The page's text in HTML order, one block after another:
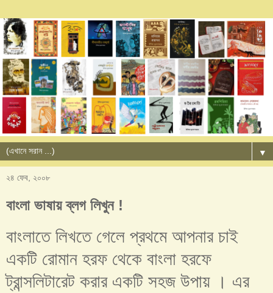
▼
২৪ ফেব, ২০০৮
বাংলা ভাষায় ব্লগ লিখুন !
বাংলাতে লিখতে গেলে প্রথমে আপনার চাই
একটি রোমান হরফ থেকে বাংলা হরফে
ট্রান্সলিটারেট করার একটি সহজ উপায় । এর